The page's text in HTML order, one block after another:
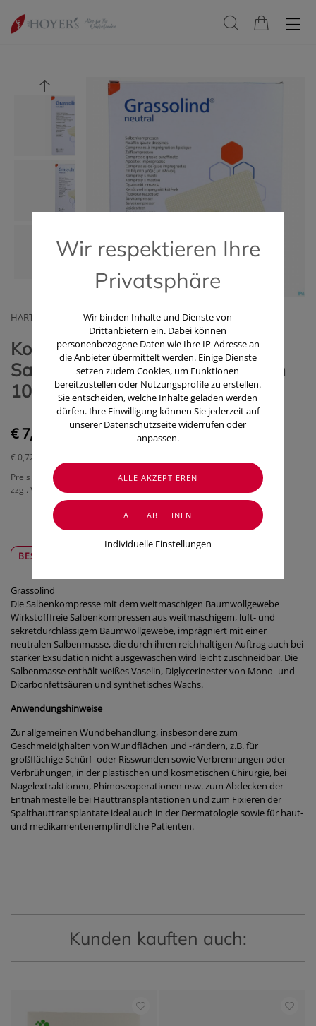
HARTMANN PAUL GMBH
Kompressen Grassolind Neutral
Salbenkompresse steril 10x 10cm
10 Stück
€ 7,15
€ 0,72
Preis inkl. MwSt.
zzgl. Versandkosten
BESCHREIBUNG
Grassolind
Die Salbenkompresse mit dem weitmaschigen Baumwollgewebe
Wirkstofffreie Salbenkompressen aus weitmaschigem, luft- und
sekretdurchlässigem Baumwollgewebe, imprägniert mit einer
neutralen Salbenmasse, die durch ihren reichhaltigen Auftrag auch bei
starker Exsudation nicht ausgewaschen wird leicht zuschneidbar. Die
Salbenmasse enthält weißes Vaselin, Diglycerinester von Mono- und
Dicarbonfettsäuren und synthetisches Wachs.
Anwendungshinweise
Zur allgemeinen Wundbehandlung, insbesondere zum
Geschmeidighalten von Wundflächen und -rändern, z.B. für
großflächige Schürf- oder Risswunden sowie Verbrennungen oder
Verbrühungen, in der plastischen und kosmetischen Chirurgie, bei
Nagelextraktionen, Phimoseoperationen usw. zum Abdecken der
Entnahmestelle bei Hauttransplantationen und zum Fixieren der
Spalthauttransplantate ideal auch in der Dermatologie sowie für haut-
und medikamentenempfindliche Patienten.
Kunden kauften auch:
Wir respektieren Ihre
Privatsphäre
Wir binden Inhalte und Dienste von
Drittanbietern ein. Dabei können
personenbezogene Daten wie Ihre IP-Adresse an
die Anbieter übermittelt werden. Einige Dienste
setzen zudem Cookies, um Funktionen
bereitzustellen oder Nutzungsprofile zu erstellen.
Sie entscheiden, welche Inhalte geladen werden
dürfen. Ihre Einwilligung können Sie jederzeit auf
unserer Datenschutzseite widerrufen oder
anpassen.
Individuelle Einstellungen